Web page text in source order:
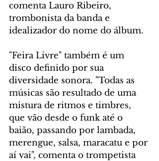
comenta Lauro Ribeiro,
trombonista da banda e
idealizador do nome do álbum.
"Feira Livre" também é um
disco definido por sua
diversidade sonora. "Todas as
músicas são resultado de uma
mistura de ritmos e timbres,
que vão desde o funk até o
baião, passando por lambada,
merengue, salsa, maracatu e por
aí vai", comenta o trompetista